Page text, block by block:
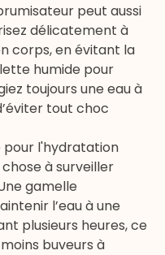
peut aussi
délicatement à
corps, en évitant la
humide pour
toujours une eau à
tout choc
pour l'hydratation
à surveiller
gamelle
l’eau à une
plusieurs heures, ce
buveurs à